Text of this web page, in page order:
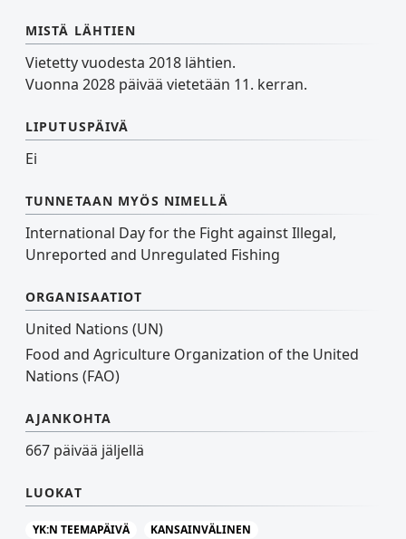
MISTÄ LÄHTIEN
Vietetty vuodesta 2018 lähtien.
Vuonna 2028 päivää vietetään 11. kerran.
LIPUTUSPÄIVÄ
Ei
TUNNETAAN MYÖS NIMELLÄ
International Day for the Fight against Illegal,
Unreported and Unregulated Fishing
ORGANISAATIOT
United Nations (UN)
Food and Agriculture Organization of the United
Nations (FAO)
AJANKOHTA
667 päivää jäljellä
LUOKAT
YK:N TEEMAPÄIVÄ KANSAINVÄLINEN